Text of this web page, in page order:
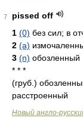
7
pissed off
1 (0) без сил; в
2 (a)
3 (n) обозленный
* * *
(груб.)
расстроенный
Новый англо-